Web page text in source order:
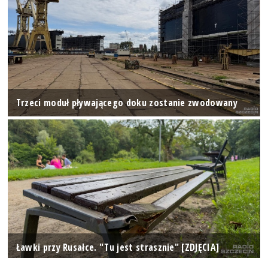
Trzeci moduł pływającego doku zostanie zwodowany
Ławki przy Rusałce. "Tu jest strasznie" [ZDJĘCIA]